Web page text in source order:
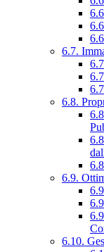
6.7.
6.8.
6.9.
6.10.